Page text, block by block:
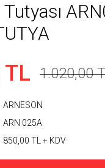
TL 1.020,00
ARNESON
ARN 025A
850,00 TL + KDV